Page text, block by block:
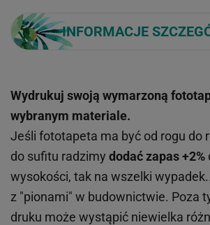
INFORMACJE
Wydrukuj swoją wymarzoną
wybranym materiale.
Jeśli fototapeta ma być od rogu do
do sufitu radzimy dodać zapas +2%
wysokości, tak na wszelki
z "pionami" w budownictwie. Poza
druku może wystąpić niewielka